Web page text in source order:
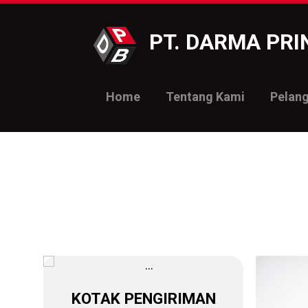
PT. DARMA
Home Tentang Kami
KOTAK PENGIRIMAN